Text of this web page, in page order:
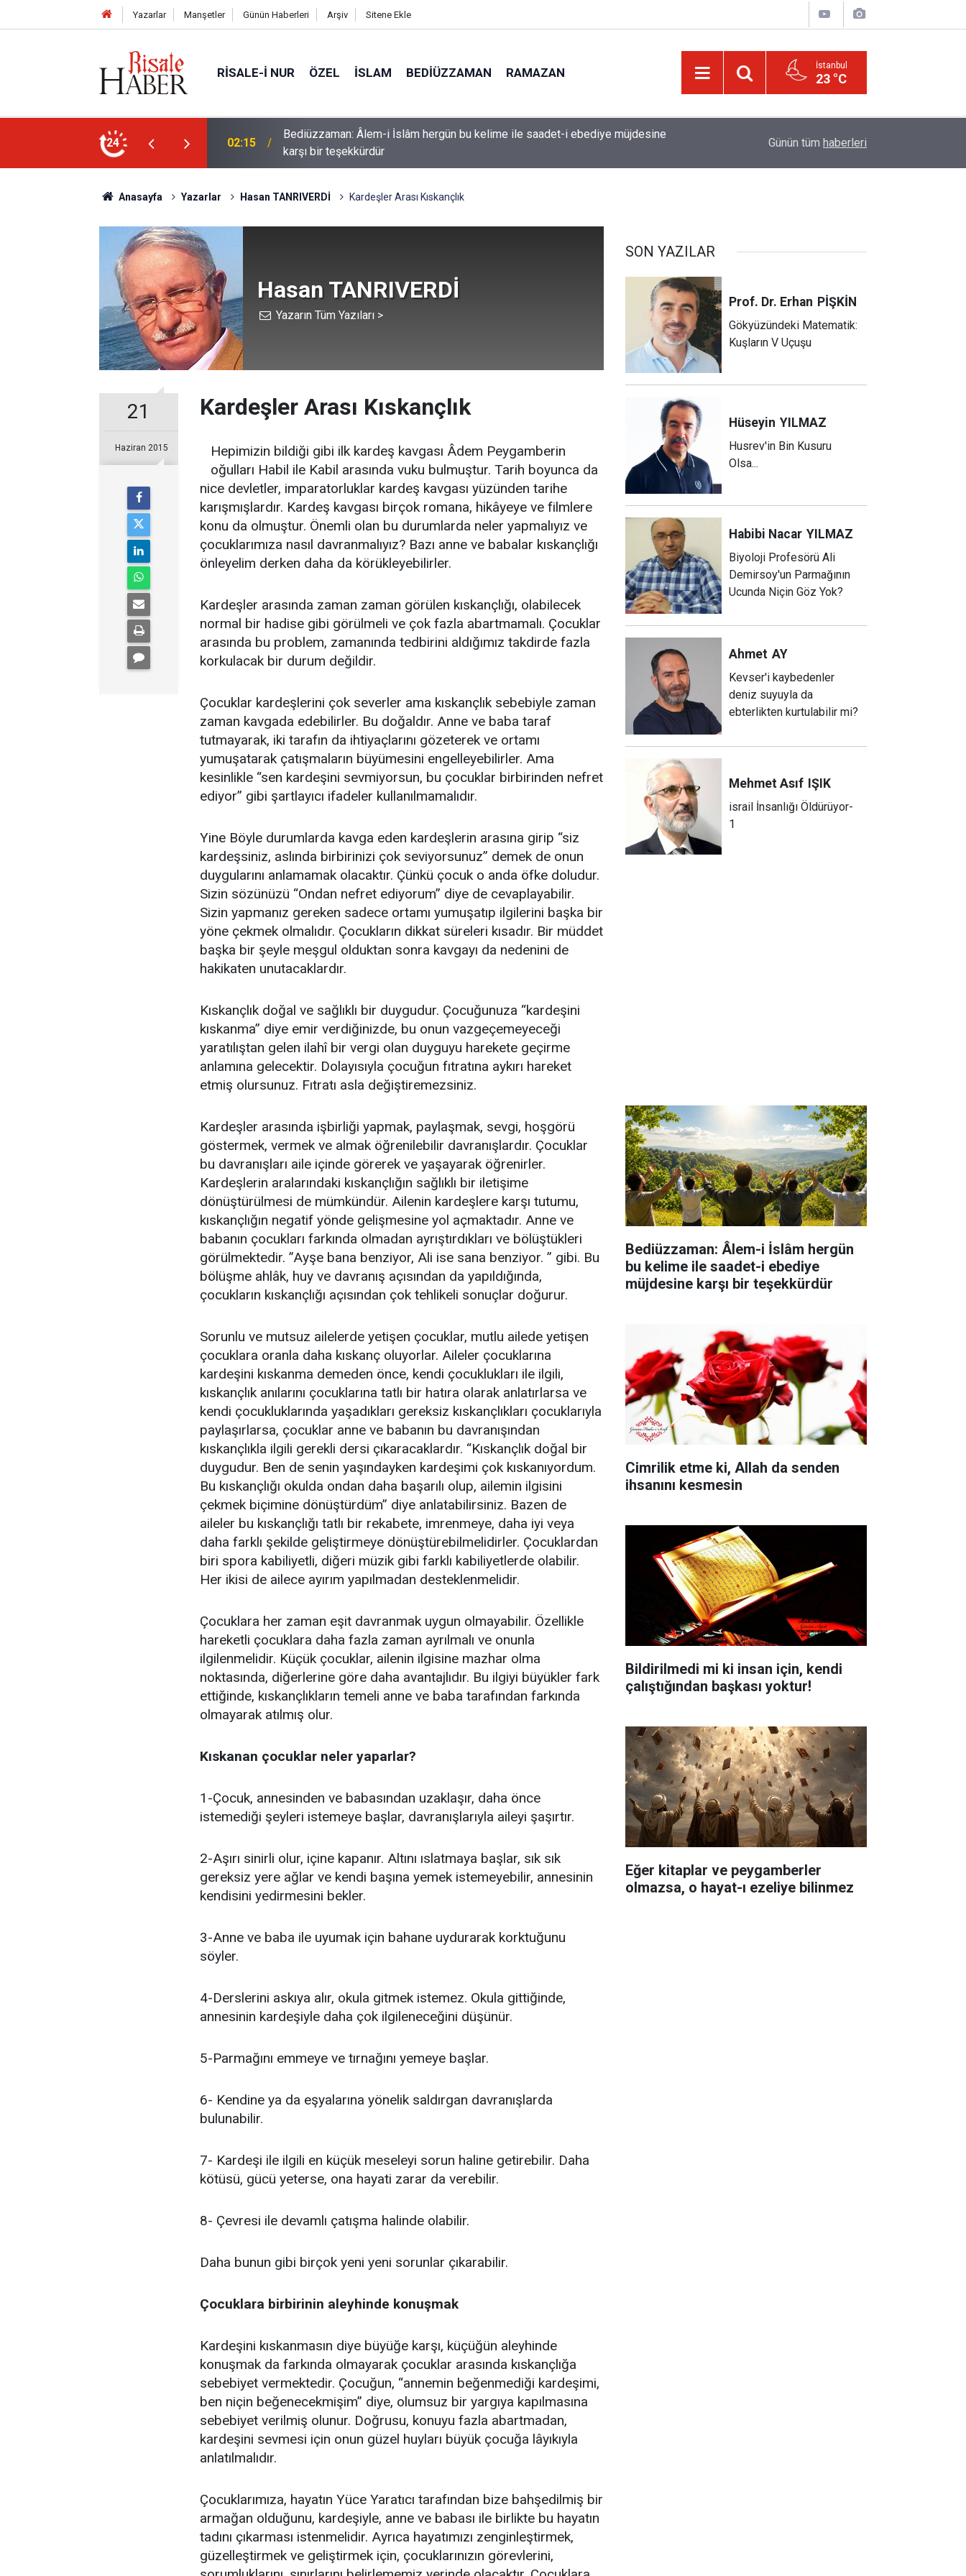
Yazarlar Manşetler Günün Haberleri Arşiv Sitene Ekle
RISALE-I NUR ÖZEL İSLAM BEDIÜZZAMAN RAMAZAN İstanbul
23 °C
24
bu kelime ile saadet-i ebediye müjdesine
01:45 Cimrilik etme ki, Allah da senden ihsanını kesmesin Bildirilmedi mi ki insan için, kendi çalıştığından
Günün tüm haberleri
Anasayfa Yazarlar Hasan TANRIVERDİ Kardeşler Arası Kıskançlık
Hasan TANRIVERDİ
Yazarın Tüm Yazıları >
21
Haziran 2015
Kardeşler Arası Kıskançlık
Hepimizin bildiği gibi ilk kardeş kavgası Âdem Peygamberin
oğulları Habil ile Kabil arasında vuku bulmuştur. Tarih boyunca da
nice devletler, imparatorluklar kardeş kavgası yüzünden tarihe
karışmışlardır. Kardeş kavgası birçok romana, hikâyeye ve filmlere
konu da olmuştur. Önemli olan bu durumlarda neler yapmalıyız ve
çocuklarımıza nasıl davranmalıyız? Bazı anne ve babalar kıskançlığı
önleyelim derken daha da körükleyebilirler.
Kardeşler arasında zaman zaman görülen kıskançlığı, olabilecek
normal bir hadise gibi görülmeli ve çok fazla abartmamalı. Çocuklar
arasında bu problem, zamanında tedbirini aldığımız takdirde fazla
korkulacak bir durum değildir.
Çocuklar kardeşlerini çok severler ama kıskançlık sebebiyle zaman
zaman kavgada edebilirler. Bu doğaldır. Anne ve baba taraf
tutmayarak, iki tarafın da ihtiyaçlarını gözeterek ve ortamı
yumuşatarak çatışmaların büyümesini engelleyebilirler. Ama
kesinlikle “sen kardeşini sevmiyorsun, bu çocuklar birbirinden nefret
ediyor” gibi şartlayıcı ifadeler kullanılmamalıdır.
Yine Böyle durumlarda kavga eden kardeşlerin arasına girip “siz
kardeşsiniz, aslında birbirinizi çok seviyorsunuz” demek de onun
duygularını anlamamak olacaktır. Çünkü çocuk o anda öfke doludur.
Sizin sözünüzü “Ondan nefret ediyorum” diye de cevaplayabilir.
Sizin yapmanız gereken sadece ortamı yumuşatıp ilgilerini başka bir
yöne çekmek olmalıdır. Çocukların dikkat süreleri kısadır. Bir müddet
başka bir şeyle meşgul olduktan sonra kavgayı da nedenini de
hakikaten unutacaklardır.
Kıskançlık doğal ve sağlıklı bir duygudur. Çocuğunuza “kardeşini
kıskanma” diye emir verdiğinizde, bu onun vazgeçemeyeceği
yaratılıştan gelen ilahî bir vergi olan duyguyu harekete geçirme
anlamına gelecektir. Dolayısıyla çocuğun fıtratına aykırı hareket
etmiş olursunuz. Fıtratı asla değiştiremezsiniz.
Kardeşler arasında işbirliği yapmak, paylaşmak, sevgi, hoşgörü
göstermek, vermek ve almak öğrenilebilir davranışlardır. Çocuklar
bu davranışları aile içinde görerek ve yaşayarak öğrenirler.
Kardeşlerin aralarındaki kıskançlığın sağlıklı bir iletişime
dönüştürülmesi de mümkündür. Ailenin kardeşlere karşı tutumu,
kıskançlığın negatif yönde gelişmesine yol açmaktadır. Anne ve
babanın çocukları farkında olmadan ayrıştırdıkları ve bölüştükleri
görülmektedir. ”Ayşe bana benziyor, Ali ise sana benziyor. ” gibi. Bu
bölüşme ahlâk, huy ve davranış açısından da yapıldığında,
çocukların kıskançlığı açısından çok tehlikeli sonuçlar doğurur.
Sorunlu ve mutsuz ailelerde yetişen çocuklar, mutlu ailede yetişen
çocuklara oranla daha kıskanç oluyorlar. Aileler çocuklarına
kardeşini kıskanma demeden önce, kendi çocuklukları ile ilgili,
kıskançlık anılarını çocuklarına tatlı bir hatıra olarak anlatırlarsa ve
kendi çocukluklarında yaşadıkları gereksiz kıskançlıkları çocuklarıyla
paylaşırlarsa, çocuklar anne ve babanın bu davranışından
kıskançlıkla ilgili gerekli dersi çıkaracaklardır. “Kıskançlık doğal bir
duygudur. Ben de senin yaşındayken kardeşimi çok kıskanıyordum.
Bu kıskançlığı okulda ondan daha başarılı olup, ailemin ilgisini
çekmek biçimine dönüştürdüm” diye anlatabilirsiniz. Bazen de
aileler bu kıskançlığı tatlı bir rekabete, imrenmeye, daha iyi veya
daha farklı şekilde geliştirmeye dönüştürebilmelidirler. Çocuklardan
biri spora kabiliyetli, diğeri müzik gibi farklı kabiliyetlerde olabilir.
Her ikisi de ailece ayırım yapılmadan desteklenmelidir.
Çocuklara her zaman eşit davranmak uygun olmayabilir. Özellikle
hareketli çocuklara daha fazla zaman ayrılmalı ve onunla
ilgilenmelidir. Küçük çocuklar, ailenin ilgisine mazhar olma
noktasında, diğerlerine göre daha avantajlıdır. Bu ilgiyi büyükler fark
ettiğinde, kıskançlıkların temeli anne ve baba tarafından farkında
olmayarak atılmış olur.
Kıskanan çocuklar neler yaparlar?
1-Çocuk, annesinden ve babasından uzaklaşır, daha önce
istemediği şeyleri istemeye başlar, davranışlarıyla aileyi şaşırtır.
2-Aşırı sinirli olur, içine kapanır. Altını ıslatmaya başlar, sık sık
gereksiz yere ağlar ve kendi başına yemek istemeyebilir, annesinin
kendisini yedirmesini bekler.
3-Anne ve baba ile uyumak için bahane uydurarak korktuğunu
söyler.
4-Derslerini askıya alır, okula gitmek istemez. Okula gittiğinde,
annesinin kardeşiyle daha çok ilgileneceğini düşünür.
5-Parmağını emmeye ve tırnağını yemeye başlar.
6- Kendine ya da eşyalarına yönelik saldırgan davranışlarda
bulunabilir.
7- Kardeşi ile ilgili en küçük meseleyi sorun haline getirebilir. Daha
kötüsü, gücü yeterse, ona hayati zarar da verebilir.
8- Çevresi ile devamlı çatışma halinde olabilir.
Daha bunun gibi birçok yeni yeni sorunlar çıkarabilir.
Çocuklara birbirinin aleyhinde konuşmak
Kardeşini kıskanmasın diye büyüğe karşı, küçüğün aleyhinde
konuşmak da farkında olmayarak çocuklar arasında kıskançlığa
sebebiyet vermektedir. Çocuğun, “annemin beğenmediği kardeşimi,
ben niçin beğenecekmişim” diye, olumsuz bir yargıya kapılmasına
sebebiyet verilmiş olunur. Doğrusu, konuyu fazla abartmadan,
kardeşini sevmesi için onun güzel huyları büyük çocuğa lâyıkıyla
anlatılmalıdır.
Çocuklarımıza, hayatın Yüce Yaratıcı tarafından bize bahşedilmiş bir
armağan olduğunu, kardeşiyle, anne ve babası ile birlikte bu hayatın
tadını çıkarması istenmelidir. Ayrıca hayatımızı zenginleştirmek,
güzelleştirmek ve geliştirmek için, çocuklarınızın görevlerini,
SON YAZILAR
Prof. Dr. Erhan PİŞKİN
Gökyüzündeki Matematik:
Kuşların V Uçuşu
Hüseyin YILMAZ
Husrev'in Bin Kusuru
Olsa...
Habibi Nacar YILMAZ
Biyoloji Profesörü Ali
Demirsoy'un Parmağının
Ucunda Niçin Göz Yok?
Ahmet AY
Kevser'i kaybedenler
deniz suyuyla da
ebterlikten kurtulabilir mi?
Mehmet Asıf IŞIK
israil İnsanlığı Öldürüyor-
1
Bediüzzaman: Âlem-i İslâm hergün
bu kelime ile saadet-i ebediye
müjdesine karşı bir teşekkürdür
Cimrilik etme ki, Allah da senden
ihsanını kesmesin
Bildirilmedi mi ki insan için, kendi
çalıştığından başkası yoktur!
Eğer kitaplar ve peygamberler
olmazsa, o hayat-ı ezeliye bilinmez